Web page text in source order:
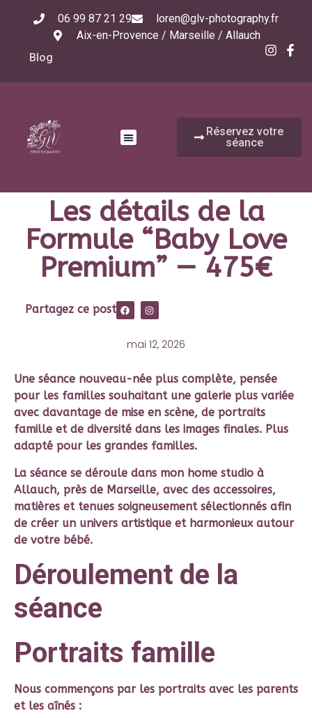
06 99 87 21 29
loren@glv-photography.fr
Aix-en-Provence / Marseille / Allauch
Blog
Réservez votre
séance
Les détails de la
Formule “Baby Love
Premium” — 475€
Partagez ce post
mai 12, 2026
Une séance nouveau-née plus complète, pensée
pour les familles souhaitant une galerie plus variée
avec davantage de mise en scène, de portraits
famille et de diversité dans les images finales. Plus
adapté pour les grandes familles.
La séance se déroule dans mon home studio à
Allauch, près de Marseille, avec des accessoires,
matières et tenues soigneusement sélectionnés afin
de créer un univers artistique et harmonieux autour
de votre bébé.
Déroulement de la
séance
Portraits famille
Nous commençons par les portraits avec les parents
et les aînés :